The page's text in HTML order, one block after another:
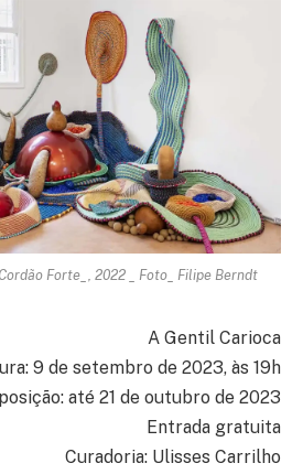
Forte_, 2022 _ Foto_ Filipe Berndt
A Gentil Carioca
9 de setembro de 2023, às 19h
até 21 de outubro de 2023
Entrada gratuita
Curadoria: Ulisses Carrilho